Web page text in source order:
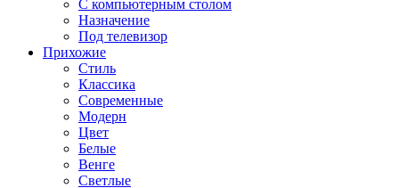
С компьютерным столом
Назначение
Под телевизор
Прихожие
Стиль
Классика
Современные
Модерн
Цвет
Белые
Венге
Светлые